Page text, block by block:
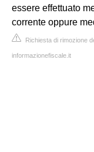
essere effettuato
corrente oppure
Richiesta di rimozione
informazionefiscale.it